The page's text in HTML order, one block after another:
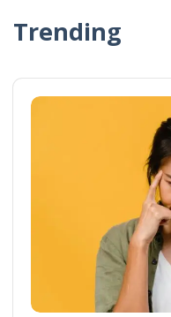
Trending